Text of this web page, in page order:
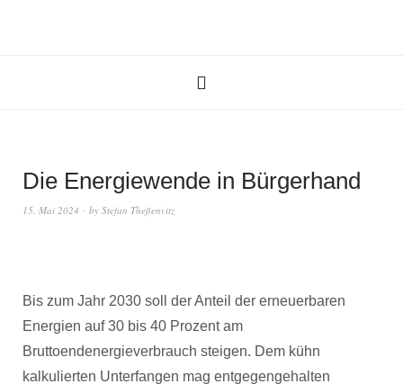
Die Energiewende in Bürgerhand
15. Mai 2024 by Stefan Theßenvitz
Bis zum Jahr 2030 soll der Anteil der erneuerbaren
Energien auf 30 bis 40 Prozent am
Bruttoendenergieverbrauch steigen. Dem kühn
kalkulierten Unterfangen mag entgegengehalten